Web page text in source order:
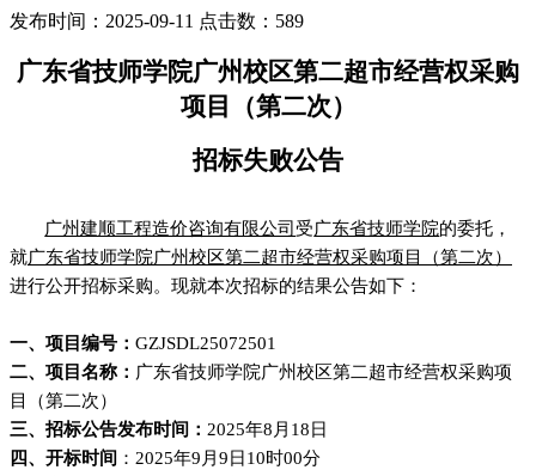
发布时间：2025-09-11 点击数：589
广东省技师学院广州校区第二超市经营权采购
项目（第二次）
招标失败公告
广州建顺工程造价咨询有限公司 受广东省技师学院的委托，
就广东省技师学院广州校区第二超市经营权采购项目（第二次）
进行公开招标采购。现就本次招标的结果公告如下：
一、项目编号： GZJSDL25072501
二、项目名称： 广东省技师学院广州校区第二超市经营权采购项
目（第二次）
三、 招标公告发布时间： 2025年8 月 18 日
四、开标时间 ： 2025年9 月 9 日 10时00分